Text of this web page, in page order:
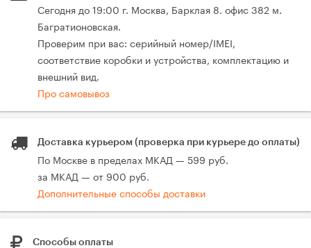
Сегодня до 19:00 г. Москва, Барклая 8. офис 382 м.
Багратионовская.
Проверим при вас: серийный номер/IMEI,
соответствие коробки и устройства, комплектацию и
внешний вид.
Про самовывоз
Доставка курьером (проверка при курьере до оплаты)
По Москве в пределах МКАД — 599 руб.
за МКАД — от 900 руб.
Дополнительные способы доставки
Способы оплаты